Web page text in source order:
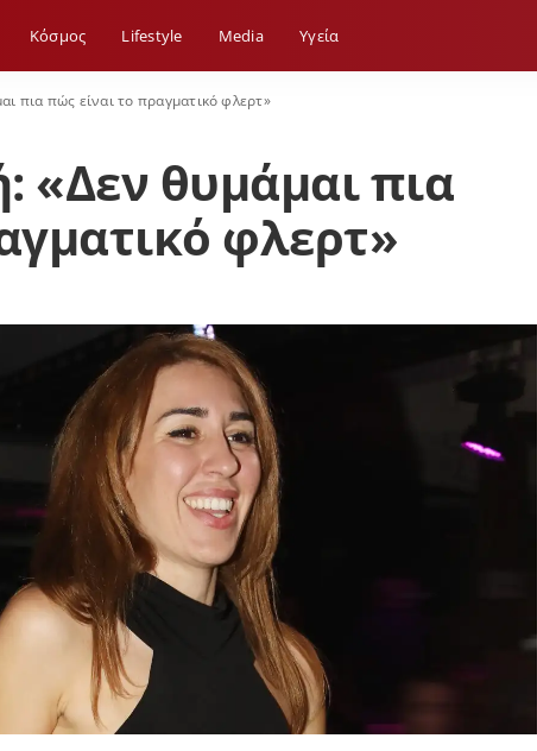
Κόσμος Lifestyle Media Yγεία
πια πώς είναι το πραγματικό φλερτ»
«Δεν θυμάμαι πια
φλερτ»